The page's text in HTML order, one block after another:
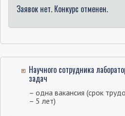
Заявок нет. Конкурс отменен.
Научного сотрудника
задач
– одна вакансия (срок
– 5 лет)